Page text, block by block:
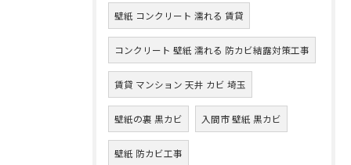
壁紙 コンクリート 濡れる 賃貸
コンクリート 壁紙 濡れる 防カビ結露対策工事
賃貸 マンション 天井 カビ 埼玉
壁紙の裏 黒カビ 入間市 壁紙 黒カビ
壁紙 防カビ工事